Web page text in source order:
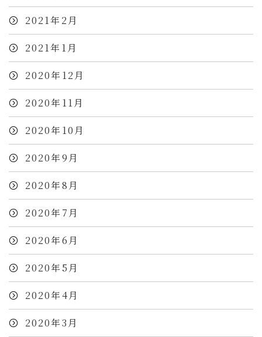
2021年2月
2021年1月
2020年12月
2020年11月
2020年10月
2020年9月
2020年8月
2020年7月
2020年6月
2020年5月
2020年4月
2020年3月